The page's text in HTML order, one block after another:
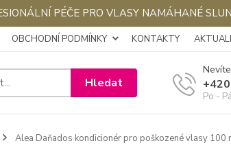
PÉČE PRO VLASY NAMÁHANÉ
OBCHODNÍ PODMÍNKY KONTAKTY
Hledat
Po -
Alea Daňados kondicionér pro poškozené vlasy 100